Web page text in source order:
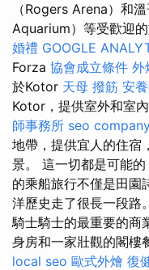
（Rogers Arena）和
Aquarium）等受歡迎
婚禮 GOOGLE
Forza 協會成立條件 外
於Kotor 天母 撥筋 安
Kotor，提供室外和室
師事務所 seo
地帶，提供宜人的住宿
景。 這一切都是可能
的乘船旅行不僅是田園
洋歷史走了很長一段路
騎士騎士的最重要的商
身房和一家壯觀的閣樓
local seo 歐式外燴 復